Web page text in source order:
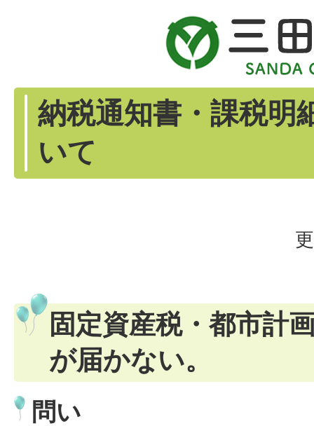
納税通知書・課税明
いて
固定資産税・都市計
が届かない。
問い